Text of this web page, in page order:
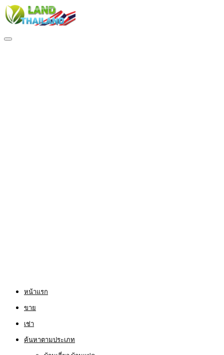
หน้าแรก
ขาย
เช่า
ค้นหาตามประเภท